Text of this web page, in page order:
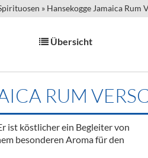
Gastronomie
Großhandel
des
& Schaumwein
Getränke
Küchenartikel
» Hansekogge Jamaica Rum
Übersicht
RUM
ist köstlicher ein Begleiter von
besonderen Aroma für den